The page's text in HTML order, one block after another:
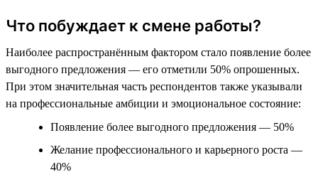
Что побуждает к смене работы?
Наиболее распространённым фактором стало появление более
выгодного предложения — его отметили 50% опрошенных.
При этом значительная часть респондентов также указывали
на профессиональные амбиции и эмоциональное состояние:
Появление более выгодного предложения — 50%
Желание профессионального и карьерного роста —
40%